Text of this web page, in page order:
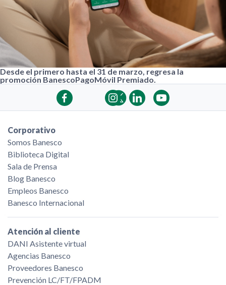
Desde el primero hasta el 31 de marzo, regresa la
promoción BanescoPagoMóvil Premiado.
Corporativo
Somos Banesco
Biblioteca Digital
Sala de Prensa
Blog Banesco
Empleos Banesco
Banesco Internacional
Atención al cliente
DANI Asistente virtual
Agencias Banesco
Proveedores Banesco
Prevención LC/FT/FPADM